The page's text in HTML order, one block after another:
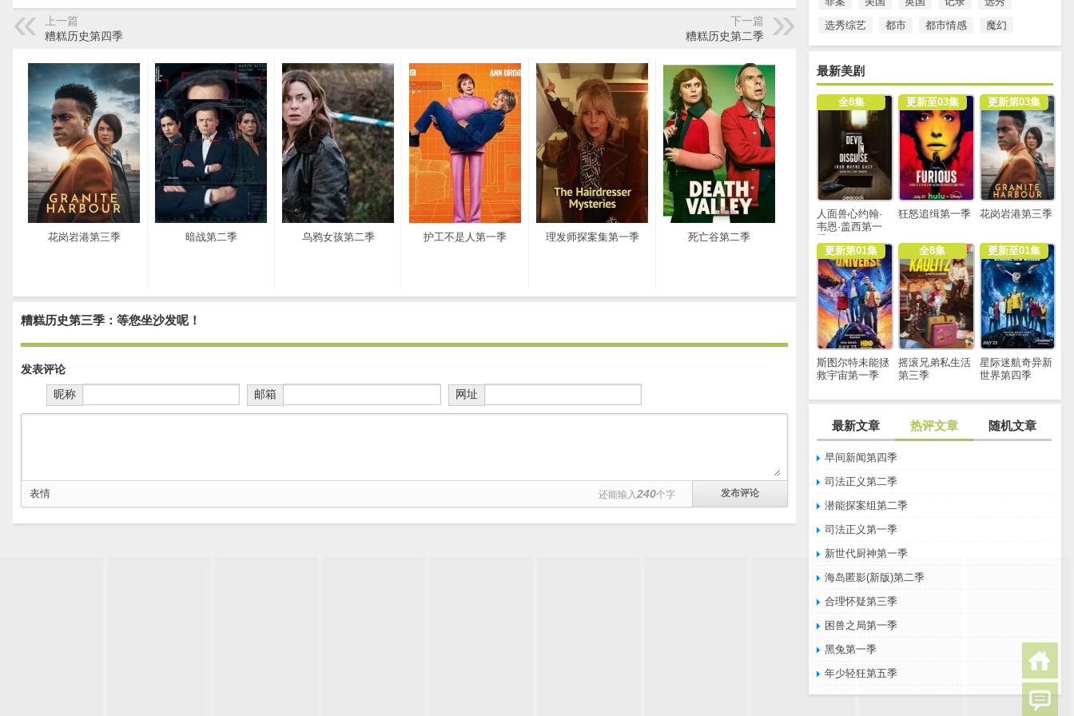
选秀综艺
都市 都市情感 魔幻
最新美剧
全8集
人面兽心约翰·
韦恩·盖西第一
季
更新至03集
狂怒追缉第一季
更新第03集
花岗岩港第三季
更新第01集
斯图尔特未能拯
救宇宙第一季
全8集
摇滚兄弟私生活
第三季
更新至01集
星际迷航奇异新
世界第四季
最新文章 热评文章 随机文章
早间新闻第四季
司法正义第二季
潜能探案组第二季
司法正义第一季
新世代厨神第一季
海岛匿影(新版)第二季
合理怀疑第三季
困兽之局第一季
黑兔第一季
年少轻狂第五季
上一篇
糟糕历史第四季
下一篇
糟糕历史第二季
花岗岩港第三季 暗战第二季 乌鸦女孩第二季 护工不是人第一季 理发师探案集第一季 死亡谷第二季
糟糕历史第三季：等您坐沙发呢！
发表评论
昵称
邮箱 网址
表情 还能输入 240个字